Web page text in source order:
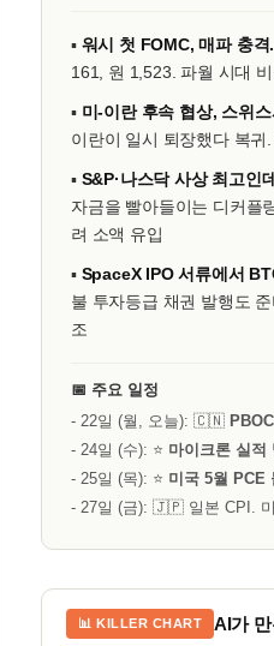
▪ 워시 첫 FOMC, 매파 충격.
161, 원 1,523. 파월 시대
▪ 미-이란 후속 협상, 스위
이란이 일시 퇴장했다 복귀
▪ S&P·나스닥 사상 최고인
자금을 빨아들이는 디커플
려 소액 유입
▪ SpaceX IPO 서류에서
불 투자등급 채권 발행도
조
📅 주요 일정
- 22일 (월, 오늘): 🇨🇳
- 24일 (수): ⭐ 마이크론 실적
- 25일 (목): ⭐ 미국 5월 PCE
- 27일 (금): 🇯🇵 일본 CPI.
📊 KILLER CHART AI가